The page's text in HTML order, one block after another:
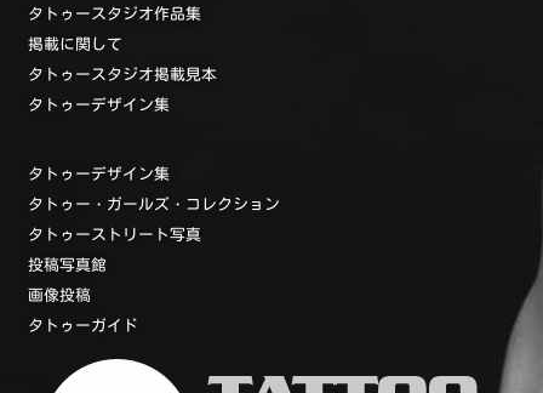
タトゥースタジオ作品集
掲載に関して
タトゥースタジオ掲載見本
タトゥーデザイン集
タトゥーデザイン集
タトゥー・ガールズ・コレクション
タトゥーストリート写真
投稿写真館
画像投稿
タトゥーガイド